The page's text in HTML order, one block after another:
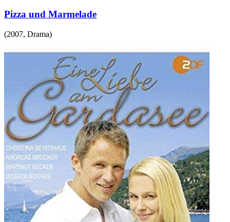
Pizza und Marmelade
(2007, Drama)